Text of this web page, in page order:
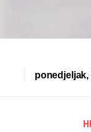
ponedjeljak,